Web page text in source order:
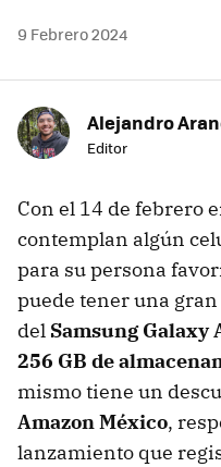
9 Febrero 2024
Alejandro
Editor
Con el 14 de febrero
contemplan algún
para su persona
puede tener una
del Samsung Galaxy
256 GB de
mismo tiene un
Amazon México,
lanzamiento que